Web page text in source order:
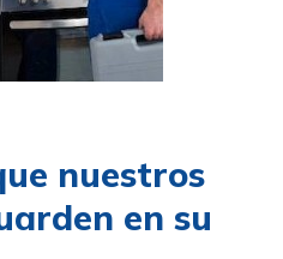
nuestros
en su